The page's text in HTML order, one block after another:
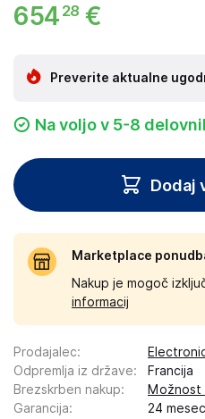
654 28 €
Preverite aktualne
Na voljo v 5-8
Dodaj
Marketplace
Nakup je mogoč
informacij
Prodajalec:
Odpremlja iz države:
Francija
Brezskrben nakup:
Možnost
Garancija: 24